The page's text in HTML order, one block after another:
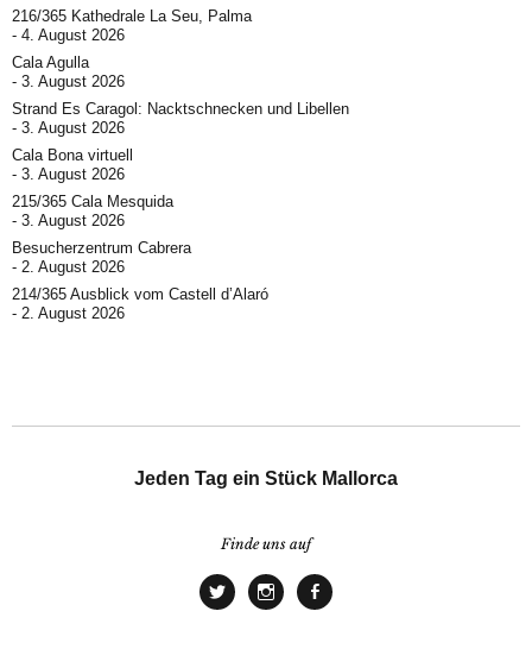
216/365 Kathedrale La Seu, Palma
4. August 2026
Cala Agulla
3. August 2026
Strand Es Caragol: Nacktschnecken und Libellen
3. August 2026
Cala Bona virtuell
3. August 2026
215/365 Cala Mesquida
3. August 2026
Besucherzentrum Cabrera
2. August 2026
214/365 Ausblick vom Castell d’Alaró
2. August 2026
Jeden Tag ein Stück Mallorca
Finde uns auf